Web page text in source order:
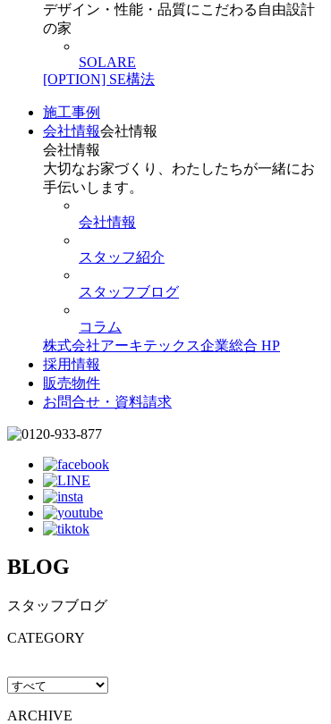
デザイン・性能・品質にこだわる自由設計
の家
SOLARE
[OPTION] SE構法
施工事例
会社情報会社情報
会社情報
大切なお家づくり、わたしたちが一緒にお
手伝いします。
会社情報
スタッフ紹介
スタッフブログ
コラム
株式会社アーキテックス企業総合 HP
採用情報
販売物件
お問合せ・資料請求
BLOG
スタッフブログ
CATEGORY
ARCHIVE